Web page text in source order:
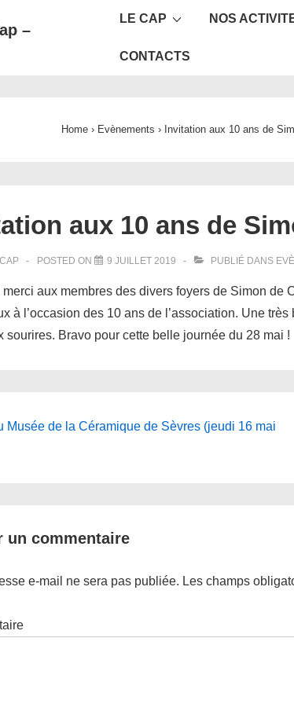
–
Main
LE CAP NOS
CONTACTS
Home › Evènements › Invitation aux 10 ans de
aux 10 ans de
POSTED ON 9 JUILLET 2019 PUBLIÉ DANS
merci aux membres des divers foyers de Simon de
à l’occasion des 10 ans de l’association. Une
sourires. Bravo pour cette belle journée du 28 mai !
Musée de la Céramique de Sèvres (jeudi 16 mai
un commentaire
e-mail ne sera pas publiée. Les champs